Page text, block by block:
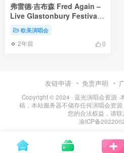
弗雷德·吉布森 Fred Again –
Live Glastonbury Festival
2023 [HDTV TS 3.47GB]
欧美演唱会
2年前 0
友链申请 免责声明
Copyright © 2024 · 蓝光演唱会资源 ·
稿，本站服务器不储存任何演唱会资
您的合法权益，请联
渝ICP备